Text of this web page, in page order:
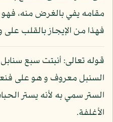
مقامه يفي بالغرض منه،
فهذا من الإيجاز بالقلب
قوله تعالى: أنبتت سبع
السنبل معروف و هو على
الستر سمي به لأنه يستر
الأغلفة.